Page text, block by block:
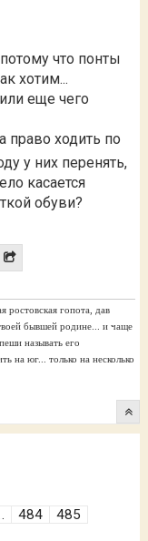
что понты
хотим...
еще чего
ходить по
у них перенять,
касается
обуви?
ростовская гопота, дав
бывшей родине... и чаще
называть его
на юг... только на несколько
484
485